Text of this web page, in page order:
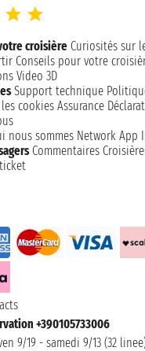
croisière Curiosités sur
Conseils pour votre
Video 3D
Support technique
cookies Assurance
nous sommes Network App
Commentaires
+390105733006
9/19 - samedi 9/13 (32